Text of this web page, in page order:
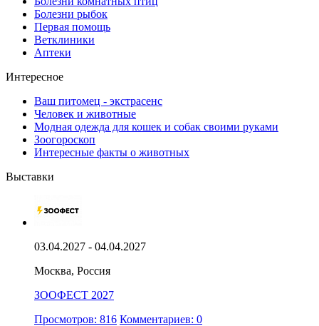
Болезни рыбок
Первая помощь
Ветклиники
Аптеки
Интересное
Ваш питомец - экстрасенс
Человек и животные
Модная одежда для кошек и собак своими руками
Зоогороскоп
Интересные факты о животных
Выставки
03.04.2027 - 04.04.2027
Москва, Россия
ЗООФЕСТ 2027
Просмотров: 816 Комментариев: 0